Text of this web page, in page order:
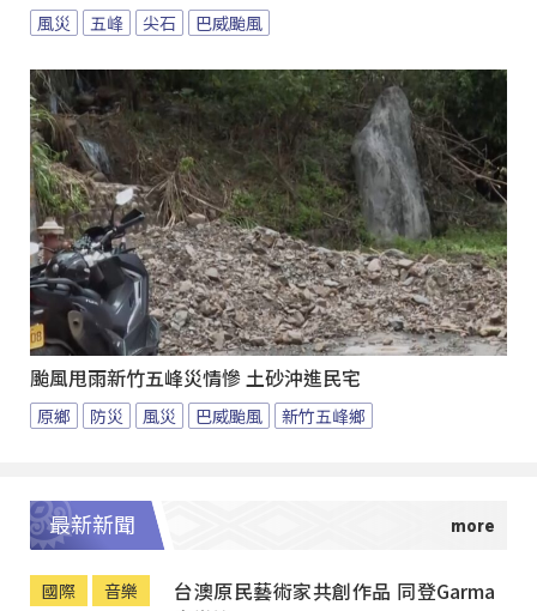
風災 五峰 尖石 巴威颱風
颱風甩雨新竹五峰災情慘 土砂沖進民宅
原鄉 防災 風災 巴威颱風 新竹五峰鄉
最新新聞
國際 音樂
台澳原民藝術家共創作品 同登Garma